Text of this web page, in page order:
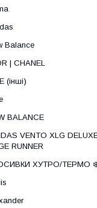
Balance
| CHANEL
(інші)
BALANCE
VENTO XLG
RUNNER
ХУТРО/ТЕРМО